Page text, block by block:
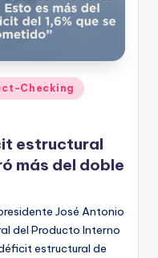
Checking
estructural
más del doble
José Antonio
del Producto Interno
estructural de